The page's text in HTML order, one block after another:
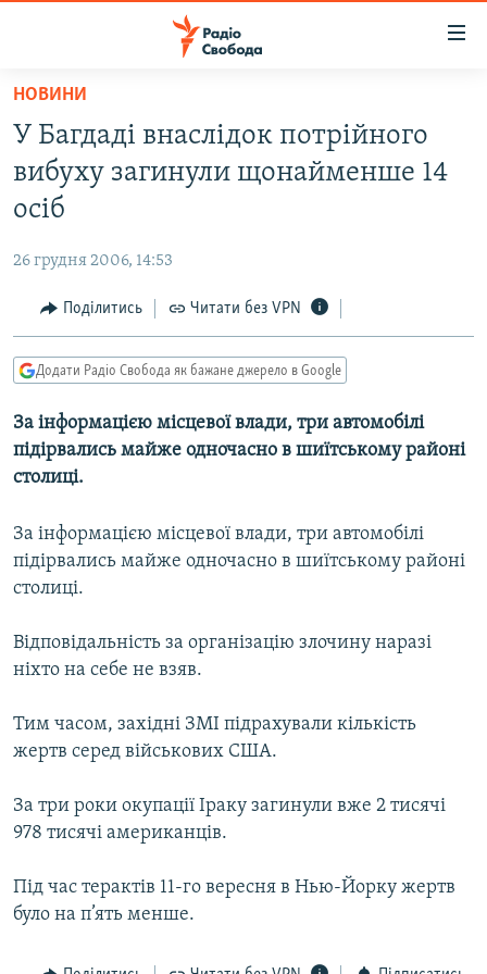
Перейти
основного
матеріалу
Перейти
до
основної
навігації
Перейти
до
пошуку
ВСЕ ЗА ДОБУ
СТАТТІ
ЕКОНОМІКА
СУСПІЛЬСТВО
УКРАЇНА
СВІТ
РОСІЙСЬКА «ФІЛЬТРАЦІЯ»
ДОНБАС.РЕАЛІЇ
ТИ ЯК?
СХЕМИ
КИТАЙ.ВИКЛИКИ
ФОТО
СПЕЦПРОЄКТИ
РУС
УКР
НОВИНИ
У Багдаді внаслідок потрійного
вибуху загинули щонайменше 14
осіб
26 грудня 2006, 14:53
Поділитись Читати без VPN
Додати Радіо Свобода як бажане джерело в Google
За інформацією місцевої влади, три автомобілі
підірвались майже одночасно в шиїтському районі
столиці.
За інформацією місцевої влади, три автомобілі
підірвались майже одночасно в шиїтському районі
столиці.
Відповідальність за організацію злочину наразі
ніхто на себе не взяв.
Тим часом, західні ЗМІ підрахували кількість
жертв серед військових США.
За три роки окупації Іраку загинули вже 2 тисячі
978 тисячі американців.
Під час терактів 11-го вересня в Нью-Йорку жертв
було на п’ять менше.